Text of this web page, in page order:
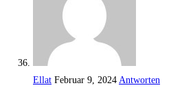
Ellat Februar 9, 2024 Antworten